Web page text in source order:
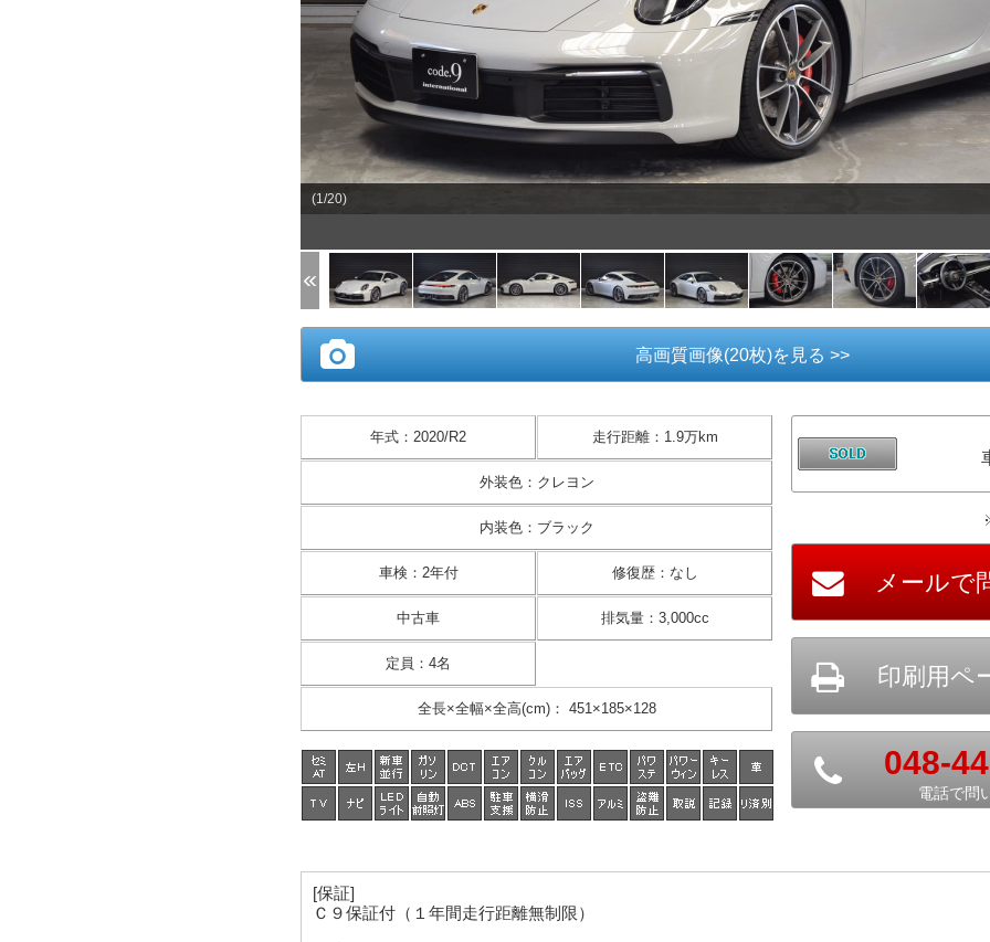
(1/20)
高画質画像(20枚)を見る >>
年式 ： 2020/R2 走行距離： 1.9万km
外装色： クレヨン
内装色： ブラック
車検 ： 2年付 修復歴： なし
中古車 排気量： 3,000cc
定員 ： 4名
全長×全幅×全高(cm)： 451×185×128
048-
電話で問
[保証]
Ｃ９保証付（１年間走行距離無制限）